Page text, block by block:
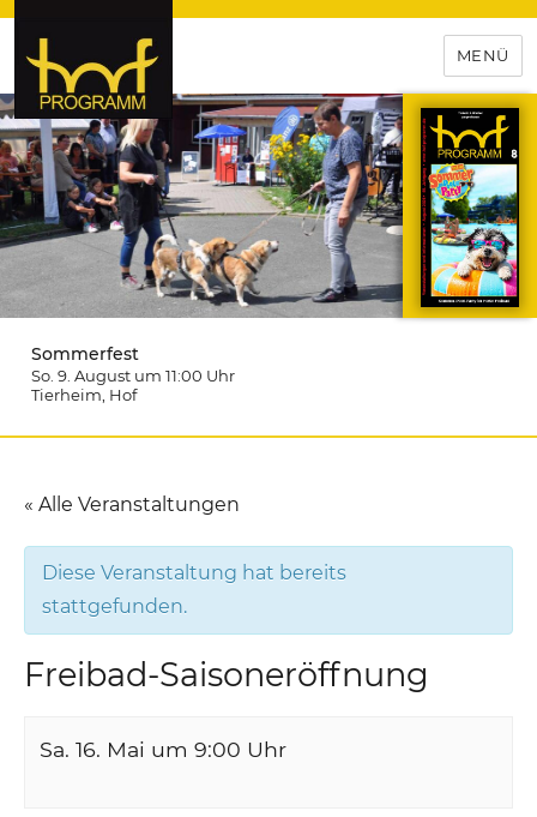
hof-programm – das
Veranstaltungsportal für
Hochfranken
MENÜ
Sommerfest
So. 9. August um 11:00 Uhr
Tierheim , Hof
« Alle Veranstaltungen
Diese Veranstaltung hat bereits
stattgefunden.
Freibad-Saisoneröffnung
Sa. 16. Mai um 9:00 Uhr